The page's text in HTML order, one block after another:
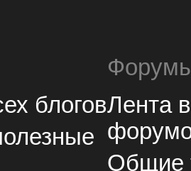
блоговЛента
Общие